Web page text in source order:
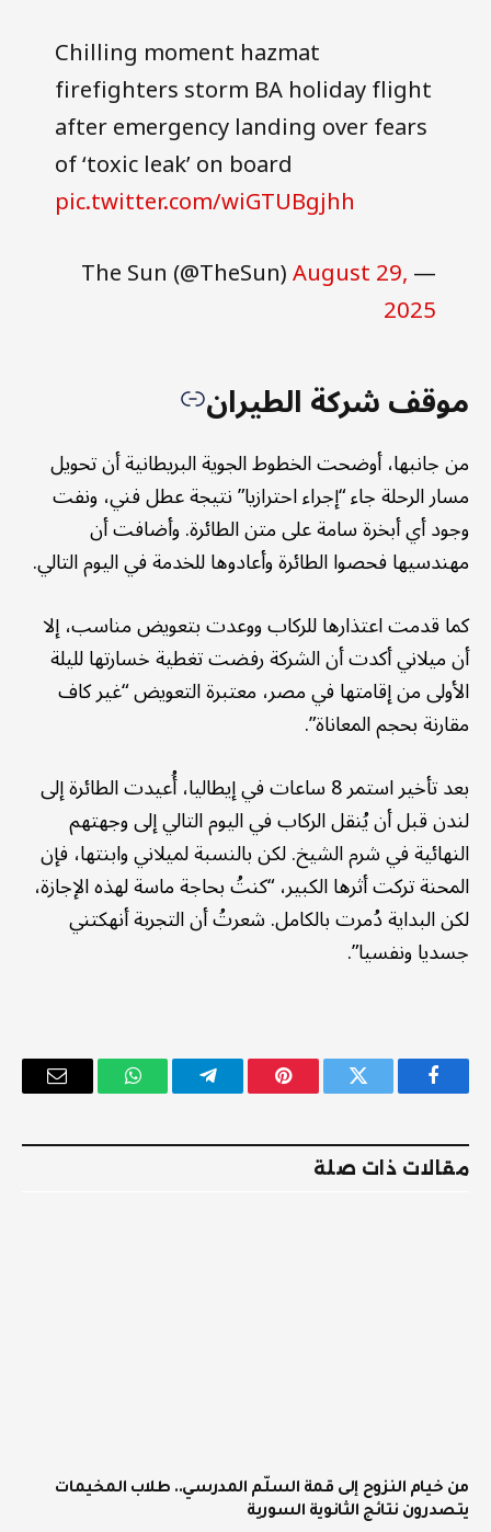
Chilling moment hazmat
firefighters storm BA holiday flight
after emergency landing over fears
of ‘toxic leak’ on board
pic.twitter.com/wiGTUBgjhh
— The Sun (@TheSun)
August 29,
2025
موقف شركة الطيران
من جانبها، أوضحت الخطوط الجوية البريطانية أن تحويل
مسار الرحلة جاء “إجراء احترازيا” نتيجة عطل فني، ونفت
وجود أي أبخرة سامة على متن الطائرة. وأضافت أن
مهندسيها فحصوا الطائرة وأعادوها للخدمة في اليوم التالي.
كما قدمت اعتذارها للركاب ووعدت بتعويض مناسب، إلا
أن ميلاني أكدت أن الشركة رفضت تغطية خسارتها لليلة
الأولى من إقامتها في مصر، معتبرة التعويض “غير كاف
مقارنة بحجم المعاناة”.
بعد تأخير استمر 8 ساعات في إيطاليا، أُعيدت الطائرة إلى
لندن قبل أن يُنقل الركاب في اليوم التالي إلى وجهتهم
النهائية في شرم الشيخ. لكن بالنسبة لميلاني وابنتها، فإن
المحنة تركت أثرها الكبير، “كنتُ بحاجة ماسة لهذه الإجازة،
لكن البداية دُمرت بالكامل. شعرتُ أن التجربة أنهكتني
جسديا ونفسيا”.
فيسبوك تويتر بينتيريستتيلقرام واتساب
البريد
مقالات ذات صلة
من خيام النزوح إلى قمة السلّم المدرسي.. طلاب المخيمات
يتصدرون نتائج الثانوية السورية